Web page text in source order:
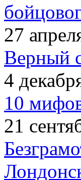
27
Верный
4
10
21